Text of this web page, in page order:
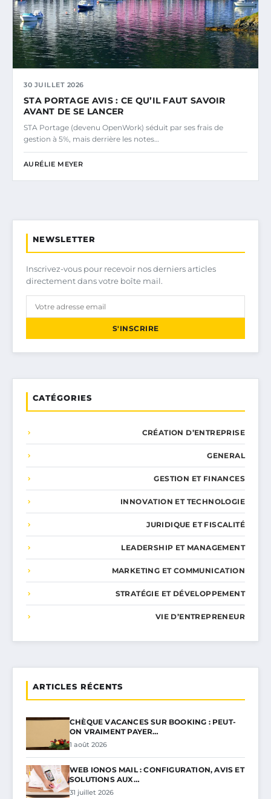
30 JUILLET 2026
STA PORTAGE AVIS : CE QU’IL FAUT SAVOIR
AVANT DE SE LANCER
STA Portage (devenu OpenWork) séduit par ses frais de
gestion à 5%, mais derrière les notes…
AURÉLIE MEYER
NEWSLETTER
Inscrivez-vous pour recevoir nos derniers articles
directement dans votre boîte mail.
S'INSCRIRE
CATÉGORIES
CRÉATION D’ENTREPRISE
GENERAL
GESTION ET FINANCES
INNOVATION ET TECHNOLOGIE
JURIDIQUE ET FISCALITÉ
LEADERSHIP ET MANAGEMENT
MARKETING ET COMMUNICATION
STRATÉGIE ET DÉVELOPPEMENT
VIE D’ENTREPRENEUR
ARTICLES RÉCENTS
CHÈQUE VACANCES SUR BOOKING : PEUT-
ON VRAIMENT PAYER…
1 août 2026
WEB IONOS MAIL : CONFIGURATION, AVIS ET
SOLUTIONS AUX…
31 juillet 2026